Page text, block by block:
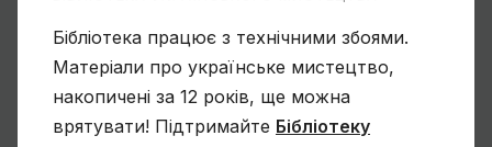
Пергаментно-жовті сторінки родинного
архіву Вадима Георгійовича Меллера
вражають короткою відстанню від
Бібліотека працює з технічними збоями.
Матеріали про українське мистецтво,
накопичені за 12 років, ще можна
врятувати! Підтримайте Бібліотеку